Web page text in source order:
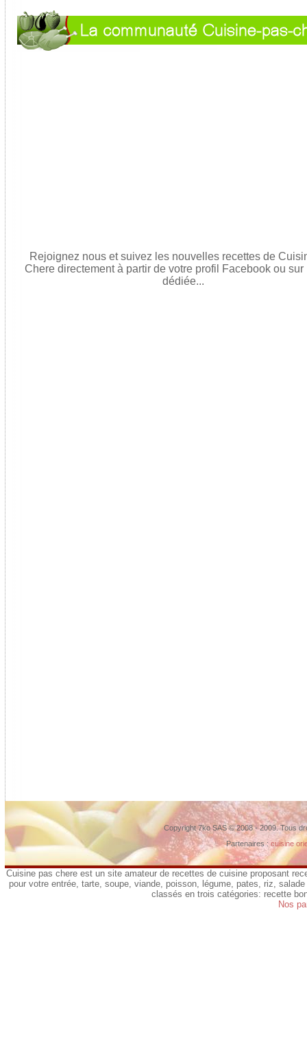
Rejoignez nous et suivez les nouvelles recettes de
Chere directement à partir de votre profil Facebook ou sur
dédiée...
Copyright 7ko SAS © 2008 - 2009. Tous
Partenaires :cuisine
Cuisine pas chere est un site amateur de recettes de cuisine proposant
pour votre entrée, tarte, soupe, viande, poisson, légume, pates, riz,
classés en trois catégories: recette
Nos